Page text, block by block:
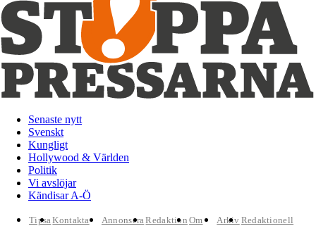
Senaste nytt
Svenskt
Kungligt
Hollywood & Världen
Politik
Vi avslöjar
Kändisar A-Ö
TipsaKontakta
AnnonseraRedaktion Om
Arkiv Redaktionell